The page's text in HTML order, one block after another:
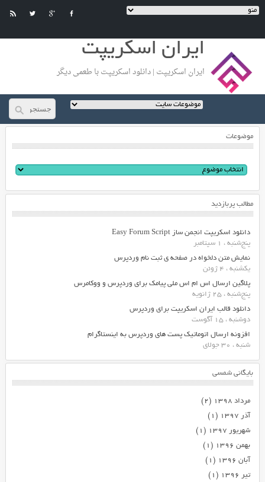
ایران اسکریپت
ایران اسکریپت | دانلود اسکریپت با طعمی دیگر
موضوعات
مطالب پربازدید
دانلود اسکریپت انجمن ساز Easy Forum Script
پنج‌شنبه ، 1 سپتامبر
نمایش متن دلخواه در صفحه ی ثبت نام وردپرس
یکشنبه ، 4 ژوئن
پلاگین ارسال اس ام اس ملی پیامک برای وردپرس و ووکامرس
پنج‌شنبه ، 25 ژانویه
دانلود قالب ایران اسکریپت برای وردپرس
دوشنبه ، 15 آگوست
افزونه ارسال اتوماتیک پست های وردپرس به اینستاگرام
شنبه ، 30 جولای
بایگانی شمسی
مرداد ۱۳۹۸
(۲)
آذر ۱۳۹۷
(۱)
شهریور ۱۳۹۷
(۱)
بهمن ۱۳۹۶
(۱)
آبان ۱۳۹۶
(۱)
تیر ۱۳۹۶
(۱)